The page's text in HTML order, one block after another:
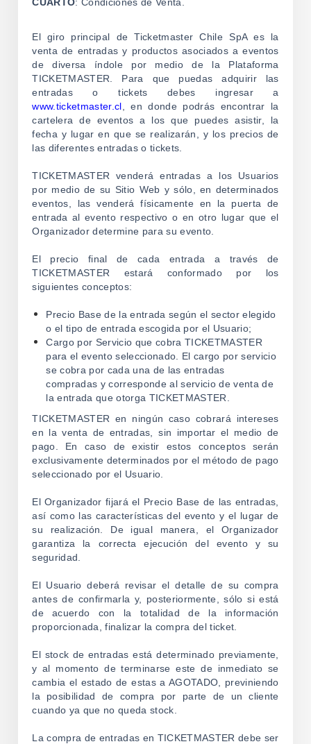
El giro principal de Ticketmaster Chile SpA es la
venta de entradas y productos asociados a eventos
de diversa índole por medio de la Plataforma
TICKETMASTER. Para que puedas adquirir las
entradas o tickets debes ingresar a
www.ticketmaster.cl , en donde podrás encontrar la
cartelera de eventos a los que puedes asistir, la
fecha y lugar en que se realizarán, y los precios de
las diferentes entradas o tickets.
TICKETMASTER venderá entradas a los Usuarios
por medio de su Sitio Web y sólo, en determinados
eventos, las venderá físicamente en la puerta de
entrada al evento respectivo o en otro lugar que el
Organizador determine para su evento.
El precio final de cada entrada a través de
TICKETMASTER estará conformado por los
siguientes conceptos:
Precio Base de la entrada según el sector elegido
o el tipo de entrada escogida por el Usuario;
Cargo por Servicio que cobra TICKETMASTER
para el evento seleccionado. El cargo por servicio
se cobra por cada una de las entradas
compradas y corresponde al servicio de venta de
la entrada que otorga TICKETMASTER.
TICKETMASTER en ningún caso cobrará intereses
en la venta de entradas, sin importar el medio de
pago. En caso de existir estos conceptos serán
exclusivamente determinados por el método de pago
seleccionado por el Usuario.
El Organizador fijará el Precio Base de las entradas,
así como las características del evento y el lugar de
su realización. De igual manera, el Organizador
garantiza la correcta ejecución del evento y su
seguridad.
El Usuario deberá revisar el detalle de su compra
antes de confirmarla y, posteriormente, sólo si está
de acuerdo con la totalidad de la información
proporcionada, finalizar la compra del ticket.
El stock de entradas está determinado previamente,
y al momento de terminarse este de inmediato se
cambia el estado de estas a AGOTADO, previniendo
la posibilidad de compra por parte de un cliente
cuando ya que no queda stock.
La compra de entradas en TICKETMASTER debe ser